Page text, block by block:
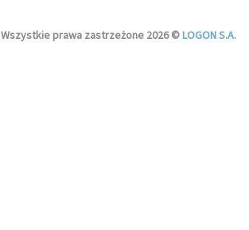
Wszystkie prawa zastrzeżone 2026 ©LOGON S.A.